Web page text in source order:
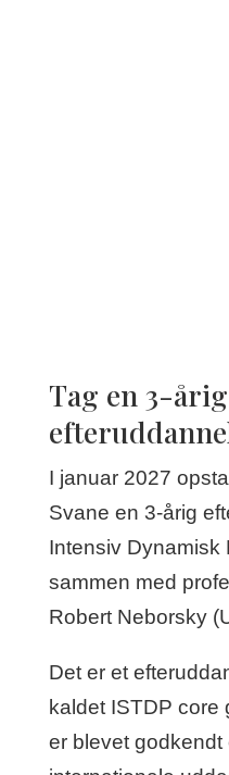
Tag en 3-årig
I januar 2027
Svane en 3-årig
Intensiv Dynamisk
sammen med
Robert Neborsky
Det er et
kaldet ISTDP
er blevet godkendt